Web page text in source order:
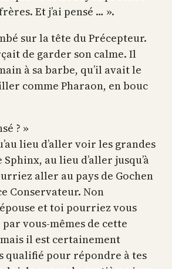
Et j’ai pensé … ».
sur la tête du Précepteur.
de garder son calme. Il
à sa barbe, qu’il avait le
comme Pharaon, en bouc
? »
lieu d’aller voir les grandes
au lieu d’aller jusqu’à
aller au pays de Gochen
Conservateur. Non
et toi pourriez vous
vous-mêmes de cette
il est certainement
qualifié pour répondre à tes